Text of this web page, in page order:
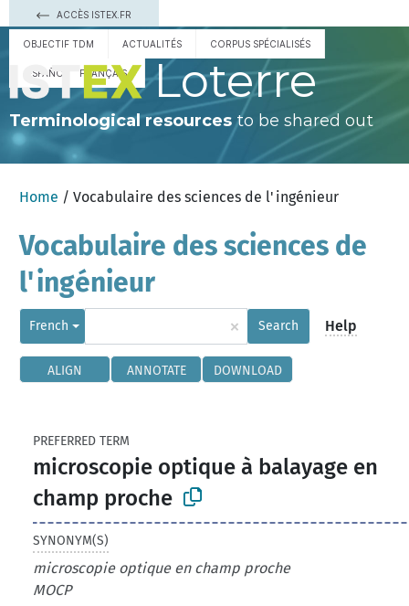
ACCÈS ISTEX.FR
OBJECTIF TDM ACTUALITÉS CORPUS SPÉCIALISÉS
ESPAÑOL FRANÇAIS Loterre
Terminological resourcesto be shared out
Home / Vocabulaire des sciences de l'ingénieur
Vocabulaire des sciences de
l'ingénieur
French × Search Help
ALIGN ANNOTATE DOWNLOAD
PREFERRED TERM
microscopie optique à balayage en
champ proche
SYNONYM(S)
microscopie optique en champ proche
MOCP